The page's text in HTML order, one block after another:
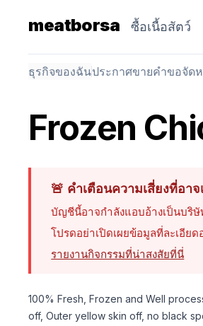
meatborsa ซื้อเนื้อสัตว์
ธุรกิจของฉันประกาศขายคำขอจัด
Frozen
🚨 คำเตือนความเสี่ยงที่อา
บัญชีนี้อาจกำลังแอบอ้างเป็นบริ
โปรดอย่าเปิดเผยข้อมูลที่ละเอีย
รายงานกิจกรรมที่น่าสงสัยที่นี่
100% Fresh, Frozen and Well
off, Outer yellow skin off, no black